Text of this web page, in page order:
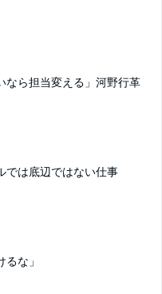
なら担当変える」河野行革
では底辺ではない仕事
な」